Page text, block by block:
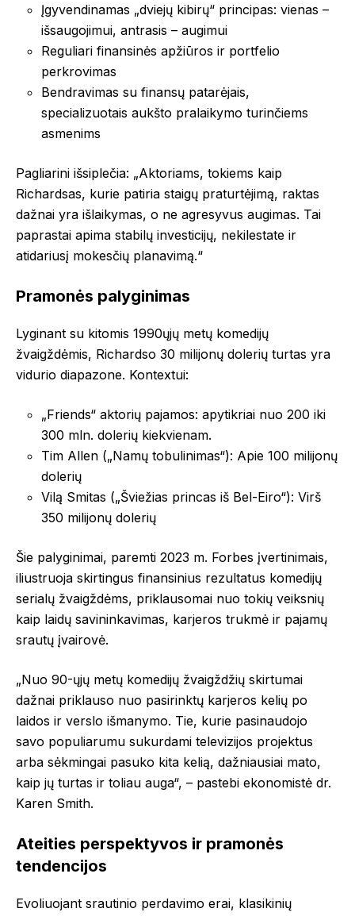
Įgyvendinamas „dviejų kibirų“ principas: vienas –
išsaugojimui, antrasis – augimui
Reguliari finansinės apžiūros ir portfelio
perkrovimas
Bendravimas su finansų patarėjais,
specializuotais aukšto pralaikymo turinčiems
asmenims
Pagliarini išsiplečia: „Aktoriams, tokiems kaip
Richardsas, kurie patiria staigų praturtėjimą, raktas
dažnai yra išlaikymas, o ne agresyvus augimas. Tai
paprastai apima stabilų investicijų, nekilestate ir
atidariusį mokesčių planavimą.“
Pramonės palyginimas
Lyginant su kitomis 1990ųjų metų komedijų
žvaigždėmis, Richardso 30 milijonų dolerių turtas yra
vidurio diapazone. Kontextui:
„Friends“ aktorių pajamos: apytikriai nuo 200 iki
300 mln. dolerių kiekvienam.
Tim Allen („Namų tobulinimas“): Apie 100 milijonų
dolerių
Vilą Smitas („Šviežias princas iš Bel-Eiro“): Virš
350 milijonų dolerių
Šie palyginimai, paremti 2023 m. Forbes įvertinimais,
iliustruoja skirtingus finansinius rezultatus komedijų
serialų žvaigždėms, priklausomai nuo tokių veiksnių
kaip laidų savininkavimas, karjeros trukmė ir pajamų
srautų įvairovė.
„Nuo 90-ųjų metų komedijų žvaigždžių skirtumai
dažnai priklauso nuo pasirinktų karjeros kelių po
laidos ir verslo išmanymo. Tie, kurie pasinaudojo
savo populiarumu sukurdami televizijos projektus
arba sėkmingai pasuko kita kelią, dažniausiai mato,
kaip jų turtas ir toliau auga“, – pastebi ekonomistė dr.
Karen Smith.
Ateities perspektyvos ir pramonės
tendencijos
Evoliuojant srautinio perdavimo erai, klasikinių